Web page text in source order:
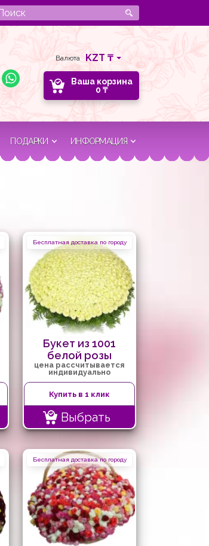
Валюта
Ваша корзина
0 ₸
ПОДАРКИ ИНФОРМАЦИЯ
Бесплатная доставка по городу
Букет из 1001
белой розы
цена рассчитывается
индивидуально
Купить в 1 клик
Выбрать
Бесплатная доставка по городу